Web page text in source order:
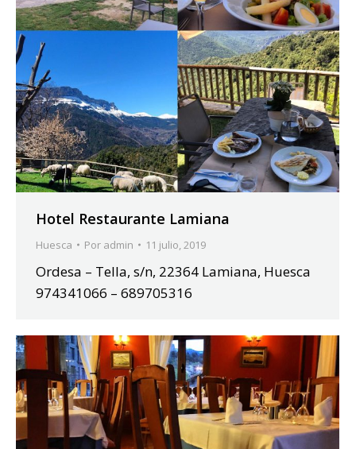
Hotel Restaurante Lamiana
Huesca Por admin 11 julio, 2019
Ordesa – Tella, s/n, 22364 Lamiana, Huesca
974341066 – 689705316